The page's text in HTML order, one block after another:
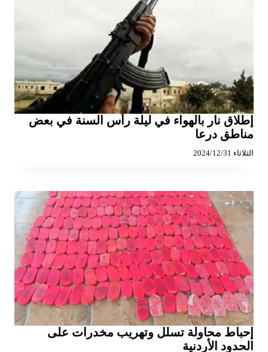
إطلاق نار بالهواء في ليلة رأس السنة في بعض
مناطق درعا
الثلاثاء 2024/12/31
إحباط محاولة تسلل وتهريب مخدرات على
الحدود الأردنية